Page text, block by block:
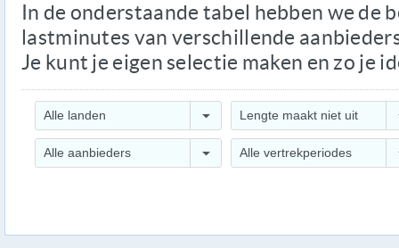
In de onderstaande tabel hebben we de
lastminutes van verschillende
Je kunt je eigen selectie maken en zo je
Alle landen
Alle aanbieders
Lengte maakt niet uit
Alle vertrekperiodes